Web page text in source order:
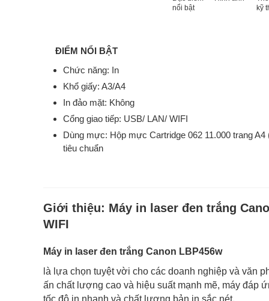
nổi bật
kỹ
ĐIỂM NỔI BẬT
Chức năng: In
Khổ giấy: A3/A4
In đảo mặt: Không
Cổng giao tiếp: USB/ LAN/ WIFI
Dùng mực: Hộp mực Cartridge 062 11.000 trang
tiêu chuẩn
Giới thiệu: Máy in laser đen trắng
WIFI
Máy in laser đen trắng Canon LBP456w
là lựa chọn tuyệt vời cho các doanh nghiệp và văn
ấn chất lượng cao và hiệu suất mạnh mẽ, máy đáp